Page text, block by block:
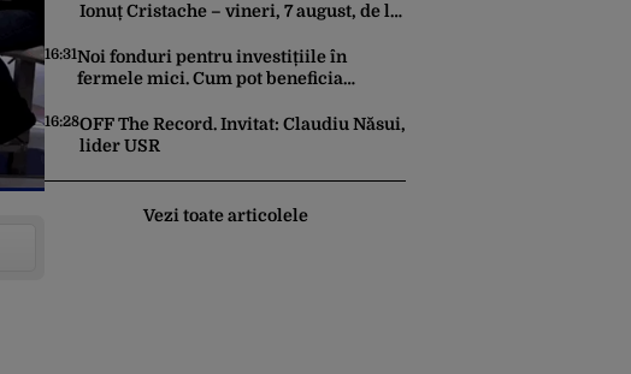
Ionuț Cristache – vineri, 7 august, de la
16:31Noi fonduri pentru investițiile în
fermele mici. Cum pot beneficia
de până la 50.000 de euro
16:28OFF The Record. Invitat: Claudiu Năsui,
lider USR
Vezi toate articolele